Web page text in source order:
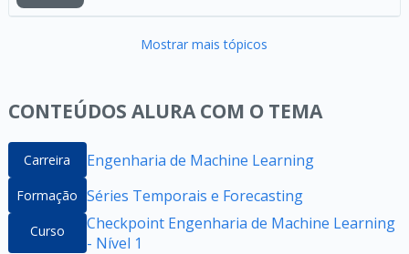
Mostrar mais tópicos
CONTEÚDOS ALURA COM O TEMA
Carreira Engenharia de Machine Learning
Formação Séries Temporais e Forecasting
Curso
Checkpoint Engenharia de Machine Learning
- Nível 1